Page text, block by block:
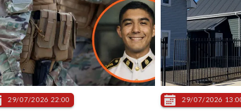
29/07/2026 22:00 29/07/2026